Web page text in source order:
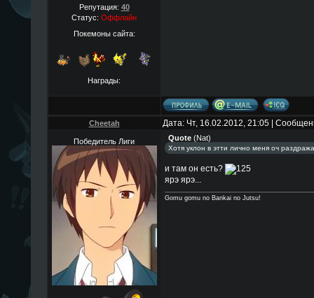
Репутация: 40
Статус: Оффлайн
Покемоны сайта:
Награды:
Cheetah Дата: Чт, 16.02.2012, 21:05 |
Победитель Лиги Quote(Nat)
Хотя уклон в этти лично меня оч
и там он есть?
ярэ ярэ...
Gomu gomu no Bankai no Jutsu!